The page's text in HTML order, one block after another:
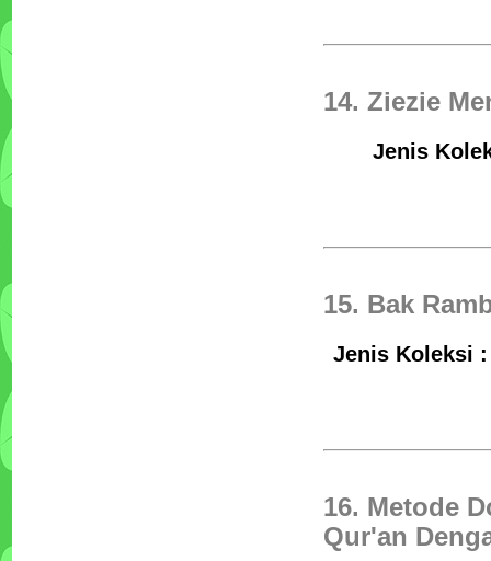
14. Ziezie
Jenis
15. Bak
Jenis Koleksi
16. Metode
Qur'an